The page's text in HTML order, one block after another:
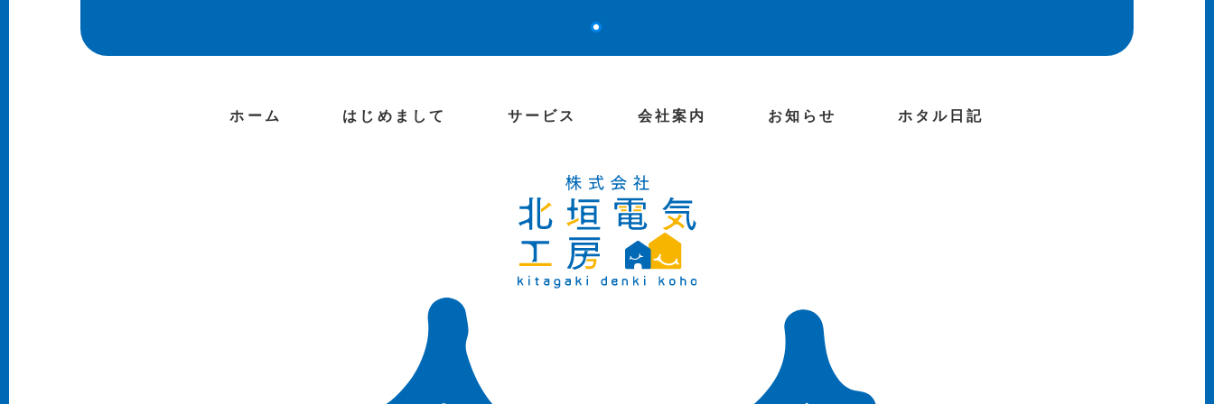
ホーム はじめまして サービス 会社案内 お知らせ ホタル日記